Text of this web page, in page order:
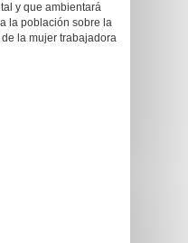
y que ambientará
la población sobre la
la mujer trabajadora